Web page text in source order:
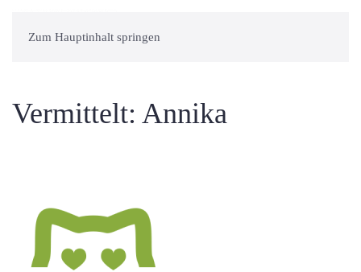
Zum Hauptinhalt springen
Vermittelt: Annika